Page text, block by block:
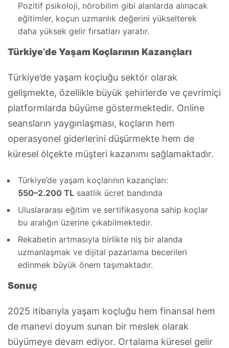
Pozitif psikoloji, nörobilim gibi alanlarda alınacak
eğitimler, koçun uzmanlık değerini yükselterek
daha yüksek gelir fırsatları yaratır.
Türkiye’de Yaşam Koçlarının Kazançları
Türkiye’de yaşam koçluğu sektör olarak
gelişmekte, özellikle büyük şehirlerde ve çevrimiçi
platformlarda büyüme göstermektedir. Online
seansların yaygınlaşması, koçların hem
operasyonel giderlerini düşürmekte hem de
küresel ölçekte müşteri kazanımı sağlamaktadır.
Türkiye’de yaşam koçlarının kazançları:
550–2.200 TL saatlik ücret bandında
Uluslararası eğitim ve sertifikasyona sahip koçlar
bu aralığın üzerine çıkabilmektedir.
Rekabetin artmasıyla birlikte niş bir alanda
uzmanlaşmak ve dijital pazarlama becerileri
edinmek büyük önem taşımaktadır.
Sonuç
2025 itibarıyla yaşam koçluğu hem finansal hem
de manevi doyum sunan bir meslek olarak
büyümeye devam ediyor. Ortalama küresel gelir